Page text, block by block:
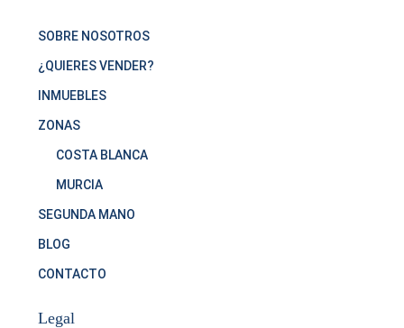
SOBRE NOSOTROS
¿QUIERES VENDER?
INMUEBLES
ZONAS
COSTA BLANCA
MURCIA
SEGUNDA MANO
BLOG
CONTACTO
Legal